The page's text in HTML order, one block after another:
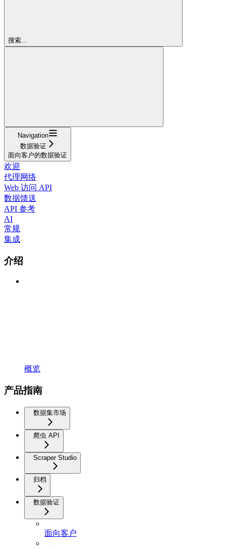
搜索...
Navigation
数据验证
面向客户的数据验证
欢迎
代理网络
Web 访问 API
数据馈送
API 参考
AI
常规
集成
介绍
概览
产品指南
数据集市场
爬虫 API
Scraper Studio
归档
数据验证
面向客户